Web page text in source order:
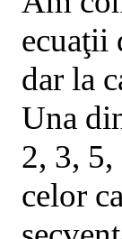
ecuaţii
dar la
Una
2, 3, 5,
celor